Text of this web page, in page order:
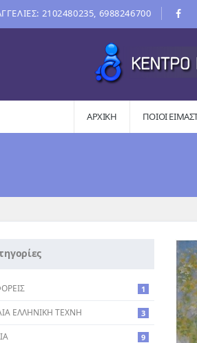
2102480235, 6988246700
ΑΡΧΙΚΗ ΠΟΙΟΙ
1
ΕΛΛΗΝΙΚΗ ΤΕΧΝΗ 3
9